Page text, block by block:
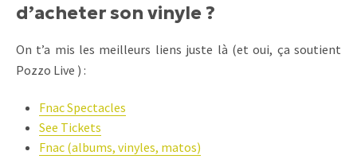
d’acheter son vinyle ?
On t’a mis les meilleurs liens juste là (et oui, ça soutient
Pozzo Live ) :
Fnac Spectacles
See Tickets
Fnac (albums, vinyles, matos)